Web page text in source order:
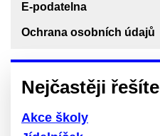
E-podatelna
Ochrana osobních údajů
Nejčastěji řešíte
Akce školy